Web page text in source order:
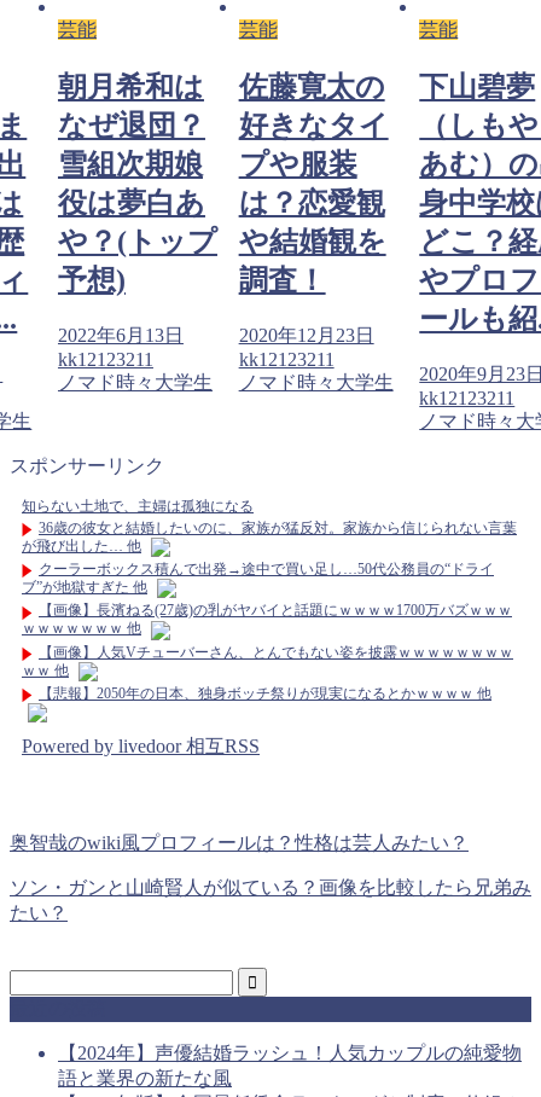
生
芸能
朝月希和は
なぜ退団？
雪組次期娘
役は夢白あ
や？(トップ
予想)
2022年6月13日
kk12123211
ノマド時々大学生
芸能
佐藤寛太の
好きなタイ
プや服装
は？恋愛観
や結婚観を
調査！
2020年12月23日
kk12123211
ノマド時々大学生
芸能
下山碧夢
（しも
あむ）
身中学
どこ？
やプロ
ールも
2020年9月23
kk12123211
ノマド時々大
スポンサーリンク
知らない土地で、主婦は孤独になる
36歳の彼女と結婚したいのに、家族が猛反対。家族から信じられない言葉
が飛び出した… 他
クーラーボックス積んで出発→途中で買い足し…50代公務員の“ドライ
ブ”が地獄すぎた 他
【画像】長濱ねる(27歳)の乳がヤバイと話題にｗｗｗｗ1700万バズｗｗｗ
ｗｗｗｗｗｗｗ 他
【画像】人気Vチューバーさん、とんでもない姿を披露ｗｗｗｗｗｗｗｗ
ｗｗ 他
【悲報】2050年の日本、独身ボッチ祭りが現実になるとかｗｗｗｗ 他
Powered by livedoor 相互RSS
奥智哉のwiki風プロフィールは？性格は芸人みたい？
ソン・ガンと山崎賢人が似ている？画像を比較したら兄弟み
たい？
【2024年】声優結婚ラッシュ！人気カップルの純愛物
語と業界の新たな風